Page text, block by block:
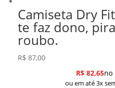
Camiseta Dry
te faz dono,
roubo.
R$ 87,00
R$82,65no
ou em até 3x